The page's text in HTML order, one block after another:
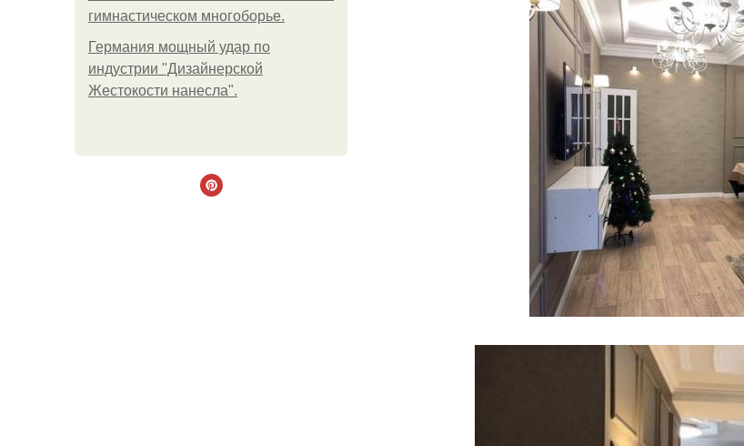
гимнастическом многоборье.
Германия мощный удар по
индустрии "Дизайнерской
Жестокости нанесла".